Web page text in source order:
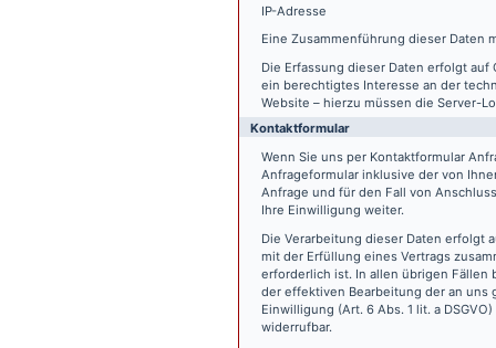
IP-Adresse
Eine Zusammenführung dieser Daten
Die Erfassung dieser Daten erfolgt auf
ein berechtigtes Interesse an der
Website – hierzu müssen die Server-
Kontaktformular
Wenn Sie uns per Kontaktformular
Anfrageformular inklusive der von
Anfrage und für den Fall von
Ihre Einwilligung weiter.
Die Verarbeitung dieser Daten erfolgt
mit der Erfüllung eines Vertrags
erforderlich ist. In allen übrigen Fällen
der effektiven Bearbeitung der an uns
Einwilligung (Art. 6 Abs. 1 lit. a
widerrufbar.